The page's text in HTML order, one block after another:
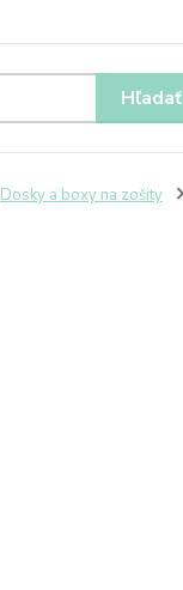
Hľadať
Dosky a boxy na zošity